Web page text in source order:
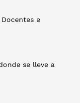
e
se lleve a